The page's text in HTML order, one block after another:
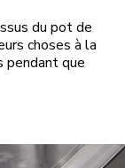
du pot de
choses à la
pendant que